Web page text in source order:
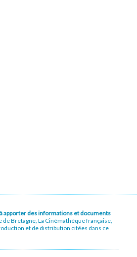
apporter des informations et documents
Bretagne, La Cinémathèque française,
et de distribution citées dans ce